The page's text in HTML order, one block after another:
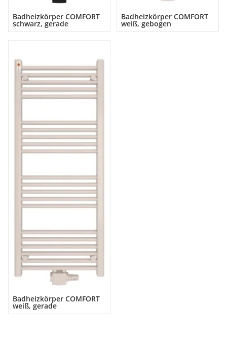
Badheizkörper COMFORT
schwarz, gerade
Badheizkörper COMFORT
weiß, gebogen
Badheizkörper COMFORT
weiß, gerade